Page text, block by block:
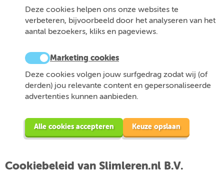
Deze cookies helpen ons onze websites te
verbeteren, bijvoorbeeld door het analyseren van het
aantal bezoekers, kliks en pageviews.
Marketing cookies
Deze cookies volgen jouw surfgedrag zodat wij (of
derden) jou relevante content en gepersonaliseerde
advertenties kunnen aanbieden.
Alle cookies accepteren Keuze opslaan
Cookiebeleid van Slimleren.nl B.V.